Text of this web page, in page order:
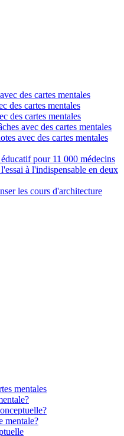
des cartes mentales
des cartes mentales
des cartes mentales
avec des cartes mentales
avec des cartes mentales
pour 11 000 médecins
à l'indispensable en deux
les cours d'architecture
mentales
mentale?